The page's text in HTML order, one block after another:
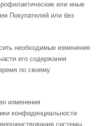
или иные
Покупателей или без
необходимые изменения
его содержания
по своему
изменения
конфиденциальности
системы